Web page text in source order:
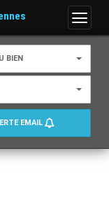
Menu
BIEN
EMAIL